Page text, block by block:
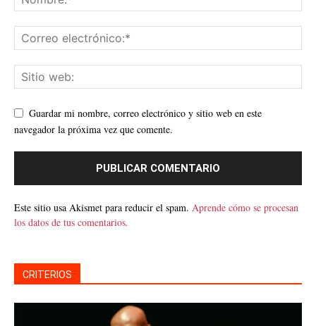
Guardar mi nombre, correo electrónico y sitio web en este
navegador la próxima vez que comente.
Este sitio usa Akismet para reducir el spam. Aprende cómo se procesan
los datos de tus comentarios.
CRITERIOS